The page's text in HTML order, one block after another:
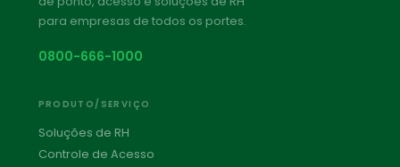
para empresas de todos os portes.
0800-666-1000
PRODUTO/SERVIÇO
Soluções de RH
Controle de Acesso